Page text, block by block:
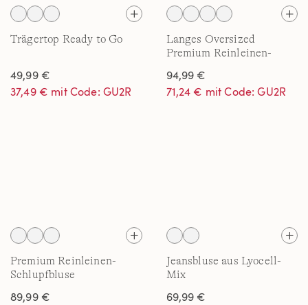
Trägertop Ready to Go
49,99 €
37,49 € mit Code: GU2R
Langes Oversized
Premium Reinleinen-
94,99 €
71,24 € mit Code: GU2R
Premium Reinleinen-
Schlupfbluse
89,99 €
Jeansbluse aus Lyocell-
Mix
69,99 €